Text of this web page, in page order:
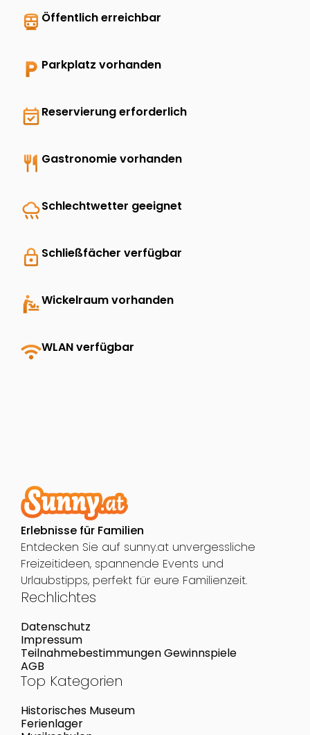
directions_transit Öffentlich erreichbar
local_parking Parkplatz vorhanden
event_availableReservierung erforderlich
restaurant Gastronomie vorhanden
rainySchlechtwetter geeignet
lock Schließfächer verfügbar
baby_changing_stationWickelraum vorhanden
wifiWLAN verfügbar
Erlebnisse für Familien
Entdecken Sie auf sunny.at unvergessliche
Freizeitideen, spannende Events und
Urlaubstipps, perfekt für eure Familienzeit.
Rechlichtes
Datenschutz
Impressum
Teilnahmebestimmungen Gewinnspiele
AGB
Top Kategorien
Historisches Museum
Ferienlager